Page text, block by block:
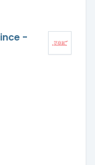
-